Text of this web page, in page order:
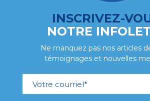
INSCRIVEZ-
NOTRE
Ne manquez pas nos articles
témoignages et nouvelles